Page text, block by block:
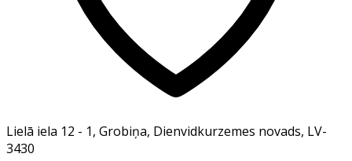
Lielā iela 12 - 1, Grobiņa, Dienvidkurzemes novads, LV-
3430